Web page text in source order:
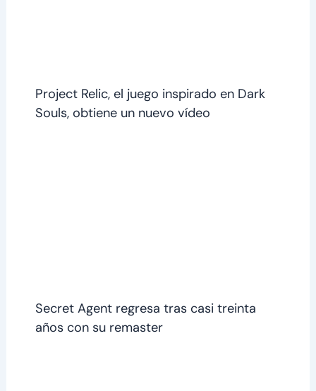
Project Relic, el juego inspirado en Dark
Souls, obtiene un nuevo vídeo
Secret Agent regresa tras casi treinta
años con su remaster